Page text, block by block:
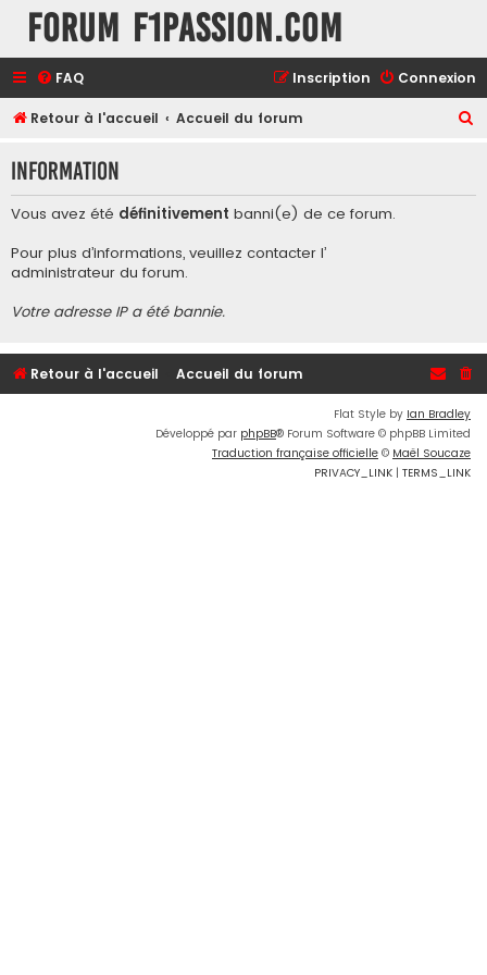
Forum F1Passion.com
FAQ Connexion
Inscription
Retour à l'accueil Accueil du forum
h
Information
Vous avez été définitivement banni(e) de ce forum.
Pour plus d’informations, veuillez contacter l’
administrateur du forum.
Votre adresse IP a été bannie.
Retour à l'accueil Accueil du forum
Flat Style by Ian Bradley
Développé par phpBB® Forum Software © phpBB Limited
Traduction française officielle © Maël Soucaze
PRIVACY_LINK | TERMS_LINK